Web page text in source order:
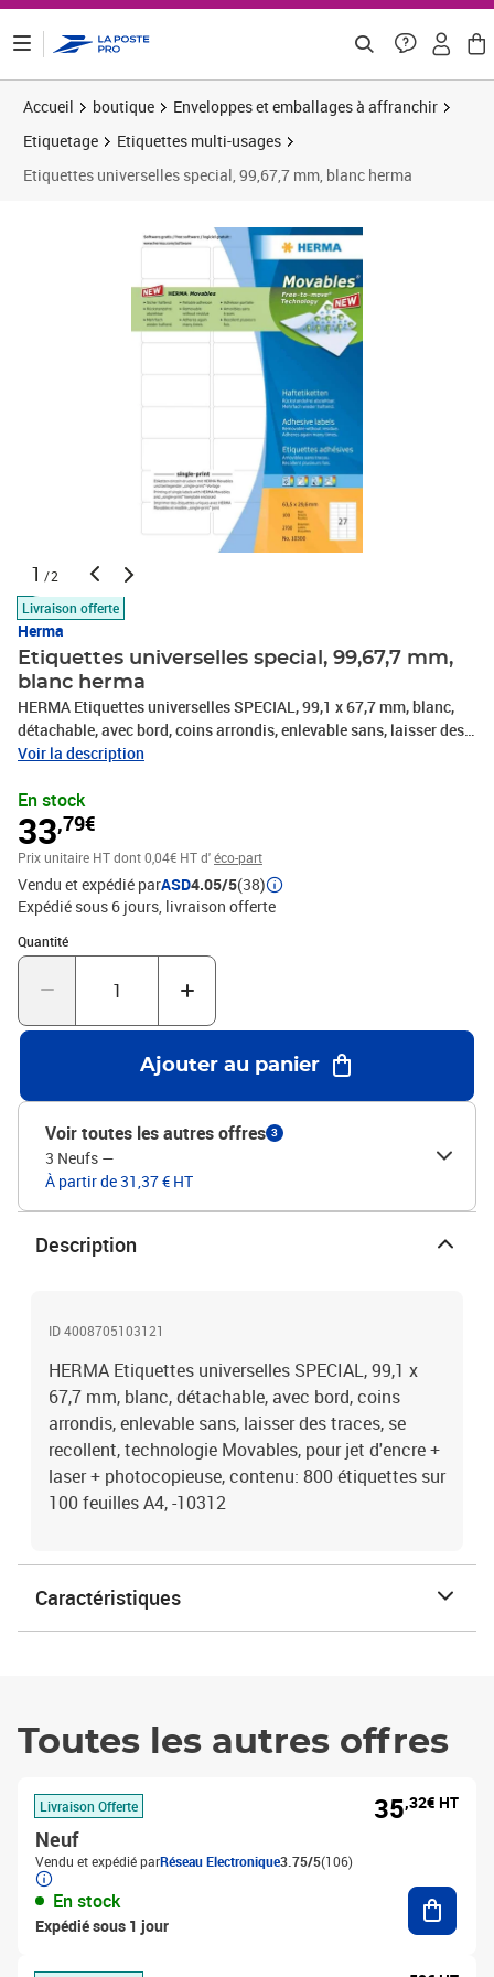
Accueil boutique
Enveloppes et emballages à affranchir
Etiquetage
Etiquettes multi-usages
Etiquettes universelles special, 99,67,7 mm, blanc herma
1 /2
Livraison offerte
Herma
Etiquettes universelles special, 99,67,7 mm,
blanc herma
HERMA Etiquettes universelles SPECIAL, 99,1 x 67,7 mm, blanc,
détachable, avec bord, coins arrondis, enlevable sans, laisser des
traces, se recollent, technologie Movables, pour jet d'encre + laser
-10312
Voir la description
En stock
33,79€
Prix unitaire HTdont 0,04€ HT d'éco-part
Vendu et expédié parASD4.05/5(38)
Expédié sous 6 jours livraison offerte
Quantité
Quantité : 1
Ajouter au panier
Voir toutes les autres offres 3
3 Neufs —
À partir de 31,37 € HT
Description
ID 4008705103121
HERMA Etiquettes universelles SPECIAL, 99,1 x
67,7 mm, blanc, détachable, avec bord, coins
arrondis, enlevable sans, laisser des traces, se
recollent, technologie Movables, pour jet d'encre +
laser + photocopieuse, contenu: 800 étiquettes sur
100 feuilles A4, -10312
Caractéristiques
Toutes les autres offres
Livraison Offerte
Neuf
Vendu et expédié parRéseau Electronique3.75/5(106)
En stock
Expédié sous 1 jour
35,32€ HT